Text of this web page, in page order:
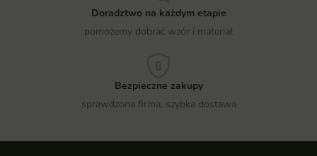
Doradztwo na każdym etapie
pomożemy dobrać wzór i materiał
Bezpieczne zakupy
sprawdzona firma, szybka dostawa